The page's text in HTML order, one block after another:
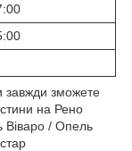
завжди зможете
на Рено
Віваро / Опель